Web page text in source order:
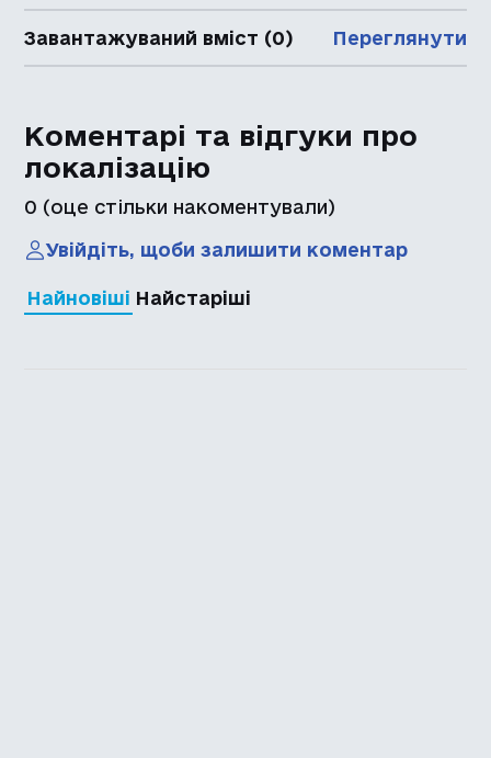
Завантажуваний вміст (0) Переглянути
Коментарі та відгуки про
локалізацію
0 (оце стільки накоментували)
Увійдіть, щоби залишити коментар
Найновіші Найстаріші